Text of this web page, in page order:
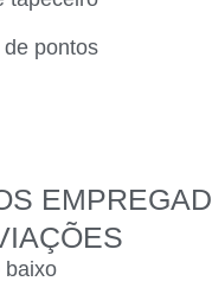
pontos
baixo